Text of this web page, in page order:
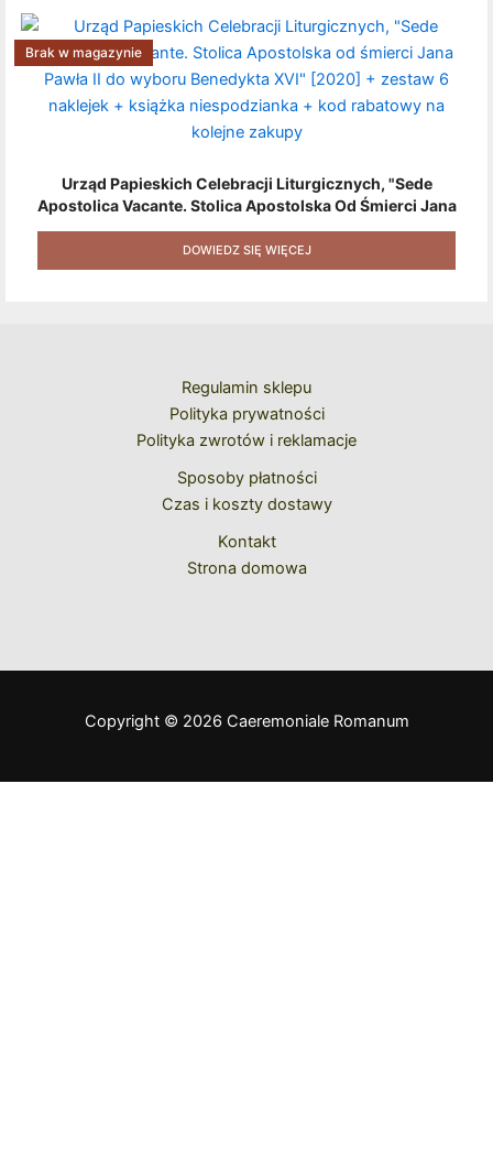
Urząd Papieskich Celebracji Liturgicznych, "Sede
Apostolica Vacante. Stolica Apostolska Od Śmierci Jana
Pawła II Do Wyboru Benedykta XVI" [2020] + Zestaw 6
Naklejek + Książka Niespodzianka + Kod Rabatowy Na
Kolejne Zakupy
Brak w magazynie
DOWIEDZ SIĘ WIĘCEJ
Regulamin sklepu
Polityka prywatności
Polityka zwrotów i reklamacje
Sposoby płatności
Czas i koszty dostawy
Kontakt
Strona domowa
Copyright © 2026 Caeremoniale Romanum